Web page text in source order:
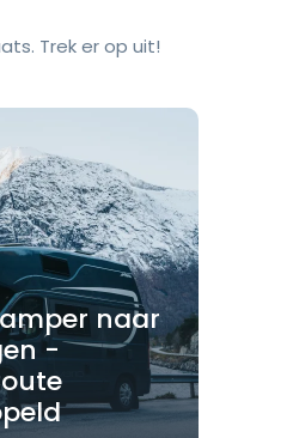
Trek er op uit!
naar
-